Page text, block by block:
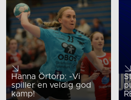
Hanna Örtorp: -Vi
spiller en veldig god
kamp!